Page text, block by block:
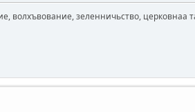
волхъвование, зеленничьство, церковнаа